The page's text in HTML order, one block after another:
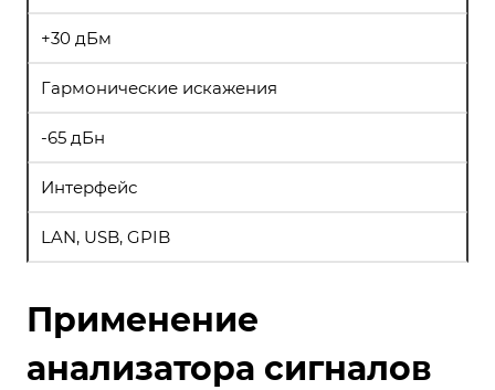
+30 дБм
Гармонические искажения
-65 дБн
Интерфейс
LAN, USB, GPIB
Применение
анализатора сигналов